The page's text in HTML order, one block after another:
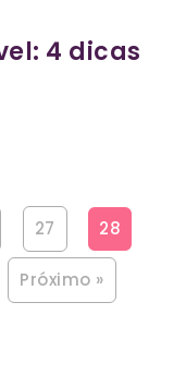
4 dicas
27 28
Próximo »